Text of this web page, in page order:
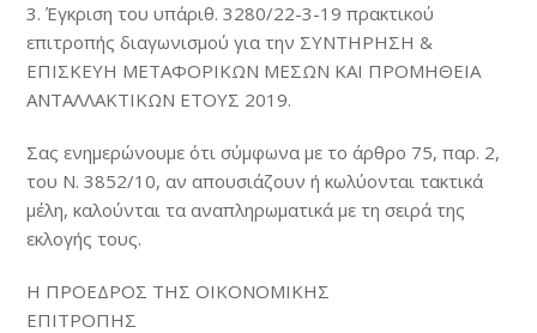
3. Έγκριση του υπ΄αριθ. 3280/22-3-19 πρακτικού
επιτροπής διαγωνισμού για την ΣΥΝΤΗΡΗΣΗ &
ΕΠΙΣΚΕΥΗ ΜΕΤΑΦΟΡΙΚΩΝ ΜΕΣΩΝ ΚΑΙ ΠΡΟΜΗΘΕΙΑ
ΑΝΤΑΛΛΑΚΤΙΚΩΝ ΕΤΟΥΣ 2019.
Σας ενημερώνουμε ότι σύμφωνα με το άρθρο 75, παρ. 2,
του N. 3852/10, αν απουσιάζουν ή κωλύονται τακτικά
μέλη, καλούνται τα αναπληρωματικά με τη σειρά της
εκλογής τους.
Η ΠΡΟΕΔΡΟΣ ΤΗΣ ΟΙΚΟΝΟΜΙΚΗΣ
ΕΠΙΤΡΟΠΗΣ